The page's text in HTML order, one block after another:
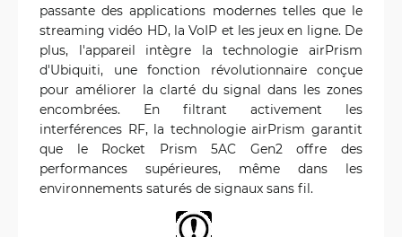
passante des applications modernes telles que le
streaming vidéo HD, la VoIP et les jeux en ligne. De
plus, l'appareil intègre la technologie airPrism
d'Ubiquiti, une fonction révolutionnaire conçue
pour améliorer la clarté du signal dans les zones
encombrées. En filtrant activement les
interférences RF, la technologie airPrism garantit
que le Rocket Prism 5AC Gen2 offre des
performances supérieures, même dans les
environnements saturés de signaux sans fil.